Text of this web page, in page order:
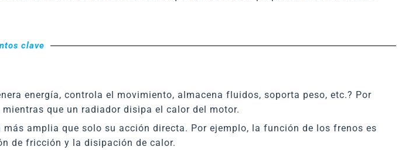
clave
energía, controla el movimiento, almacena fluidos, soporta peso, etc.? Por
que un radiador disipa el calor del motor.
amplia que solo su acción directa. Por ejemplo, la función de los frenos es
de fricción y la disipación de calor.